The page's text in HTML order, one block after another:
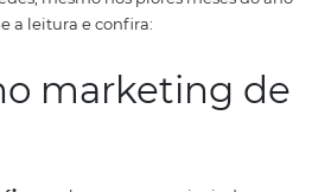
5 dicas
reserva direta